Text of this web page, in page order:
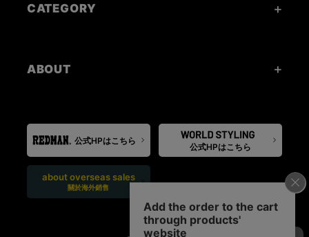
CATEGORY
ABOUT
公式HPはこちら
公式HPはこちら
about overseas sales
關於海外銷售